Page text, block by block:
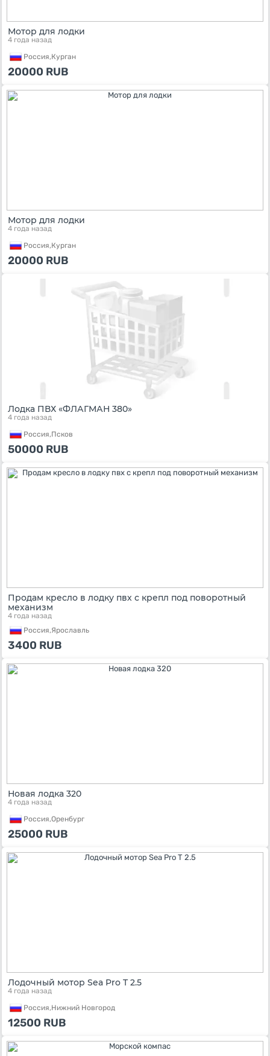
Мотор для лодки
4 года назад
Россия,Курган
20000 RUB
Мотор для лодки
4 года назад
Россия,Курган
20000 RUB
Лодка ПВХ «ФЛАГМАН 380»
4 года назад
Россия,Псков
50000 RUB
Продам кресло в лодку пвх с крепл под поворотный
механизм
4 года назад
Россия,Ярославль
3400 RUB
Новая лодка 320
4 года назад
Россия,Оренбург
25000 RUB
Лодочный мотор Sea Pro T 2.5
4 года назад
Россия,Нижний Новгород
12500 RUB